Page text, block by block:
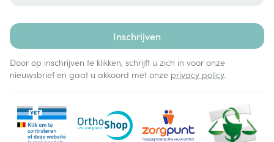
Inschrijven
Door op inschrijven te klikken, schrijft u zich in voor onze
nieuwsbrief en gaat u akkoord met onze privacy policy.